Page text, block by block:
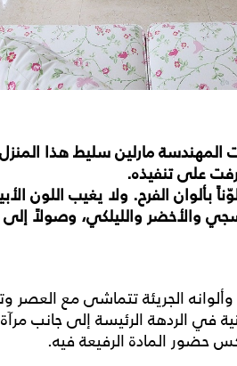
المهندسةمارلينسليطهذا المنزل
علىتنفيذه.
بألوان الفرح. ولا يغيب اللون
والأخضر والليلكي، وصولاً إلى
الجريئة تتماشى مع العصر
في الردهة الرئيسة إلى جانب
حضور المادة الرفيعة فيه.